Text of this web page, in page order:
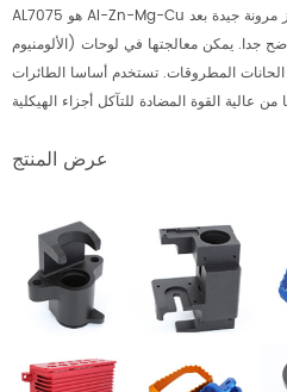
AL7075 هو Al-Zn-Mg-Cu سلسلة سوبر-الألومنيوم دائم ، وهو تتميز مرونة جيدة بعد
جدا. يمكن معالجتها في لوحات (الألومنيوم
الحانات المطروقات. تستخدم أساسا الطائرات
عرض المنتج